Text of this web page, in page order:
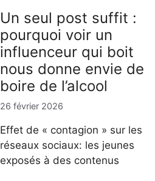
Un seul post suffit :
pourquoi voir un
influenceur qui boit
nous donne envie de
boire de l’alcool
26 février 2026
Effet de « contagion » sur les
réseaux sociaux: les jeunes
exposés à des contenus